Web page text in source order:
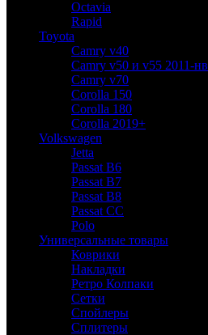
Octavia
Rapid
Toyota
Camry v40
Camry v50 и v55 2011-нв
Camry v70
Corolla 150
Corolla 180
Corolla 2019+
Volkswagen
Jetta
Passat B6
Passat B7
Passat B8
Passat CC
Polo
Универсальные товары
Коврики
Накладки
Ретро Колпаки
Сетки
Спойлеры
Сплитеры